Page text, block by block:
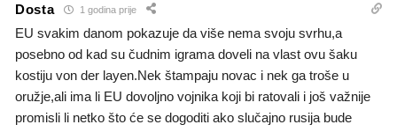
Dosta 1 godina prije
EU svakim danom pokazuje da više nema svoju svrhu,a
posebno od kad su čudnim igrama doveli na vlast ovu šaku
kostiju von der layen.Nek štampaju novac i nek ga troše u
oružje,ali ima li EU dovoljno vojnika koji bi ratovali i još važnije
promisli li netko što će se dogoditi ako slučajno rusija bude